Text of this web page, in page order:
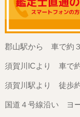
郡山駅から 車で約
須賀川ICより 車で
須賀川駅より 徒歩
国道４号線沿い ヨ